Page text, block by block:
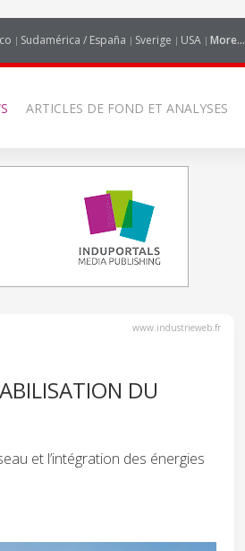
Sudamérica / España Sverige USA More...
ARTICLES DE FOND ET ANALYSES
www.industrieweb.fr
DU
et l’intégration des énergies